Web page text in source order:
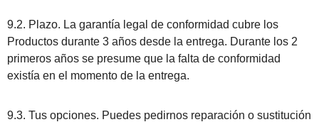
9.2. Plazo. La garantía legal de conformidad cubre los
Productos durante 3 años desde la entrega. Durante los 2
primeros años se presume que la falta de conformidad
existía en el momento de la entrega.
9.3. Tus opciones. Puedes pedirnos reparación o sustitución